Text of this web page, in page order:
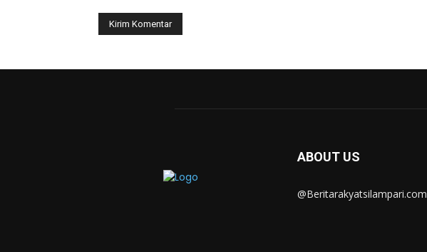
ABOUT US
@Beritarakyatsilampari.com